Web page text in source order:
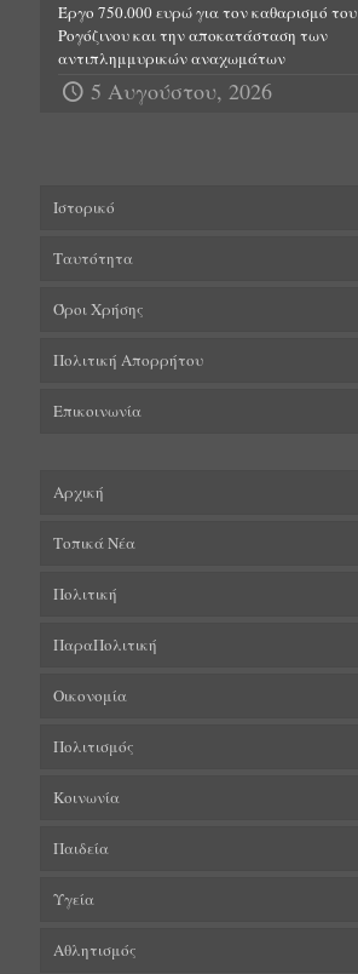
Έργο 750.000 ευρώ για τον καθαρισμό του
Ρογόζινου και την αποκατάσταση των
αντιπλημμυρικών αναχωμάτων
5 Αυγούστου, 2026
Ιστορικό
Ταυτότητα
Όροι Χρήσης
Πολιτική Απορρήτου
Επικοινωνία
Αρχική
Τοπικά Νέα
Πολιτική
ΠαραΠολιτική
Οικονομία
Πολιτισμός
Κοινωνία
Παιδεία
Υγεία
Αθλητισμός